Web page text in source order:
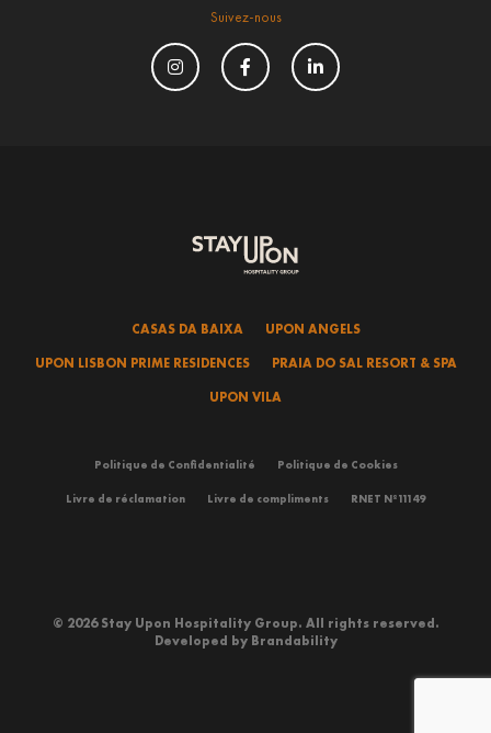
Suivez-nous
CASAS DA BAIXA
UPON ANGELS
UPON LISBON PRIME RESIDENCES
PRAIA DO SAL RESORT & SPA
UPON VILA
Politique de Confidentialité Politique de Cookies
Livre de réclamation Livre de compliments RNET Nº11149
© 2026 Stay Upon Hospitality Group. All rights reserved.
Developed by Brandability